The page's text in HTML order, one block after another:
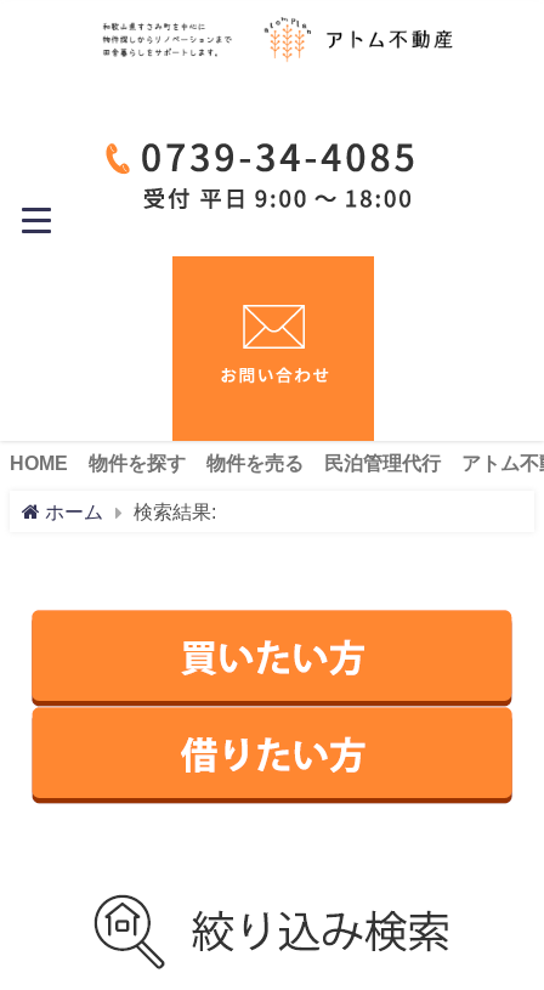
HOME 物件を探す 物件を売る 民泊管理代行 アトム
ホーム 検索結果: